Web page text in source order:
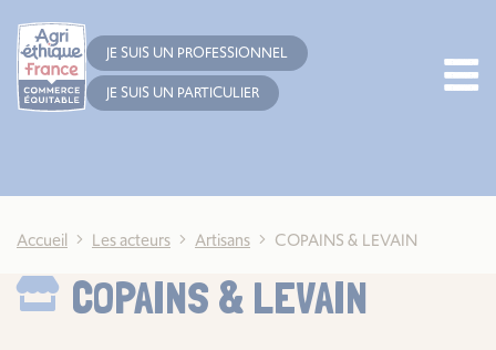
JE SUIS UN PROFESSIONNEL
JE SUIS UN PARTICULIER
Accueil Les acteurs Artisans COPAINS & LEVAIN
COPAINS & LEVAIN